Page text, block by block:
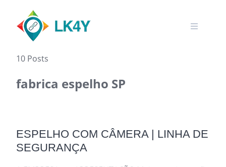
content
10 Posts
fabrica espelho SP
ESPELHO COM CÂMERA | LINHA DE
SEGURANÇA